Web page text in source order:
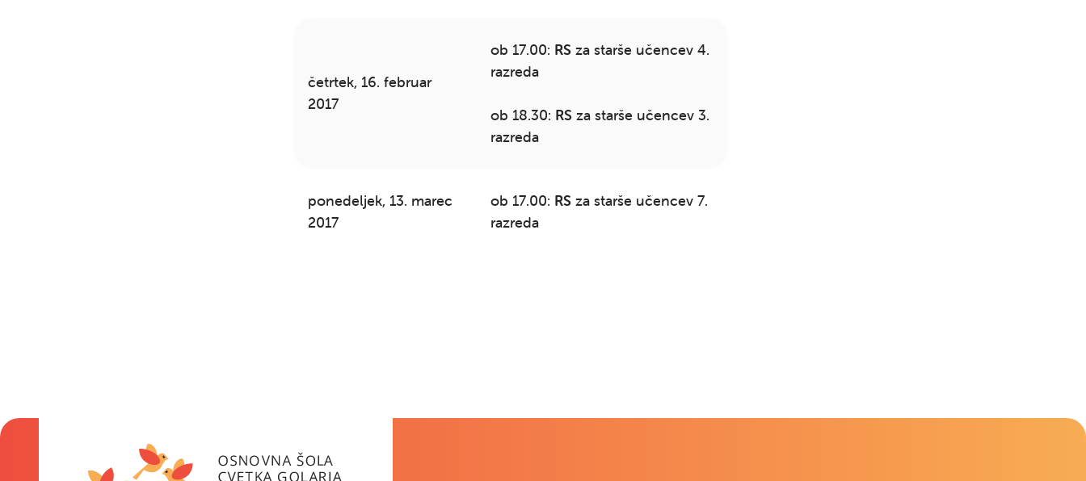
četrtek, 16. februar
2017
ob 17.00: RSza starše učencev 4.
razreda
ob 18.30: RSza starše učencev 3.
razreda
ponedeljek, 13. marec
2017
ob 17.00: RSza starše učencev 7.
razreda